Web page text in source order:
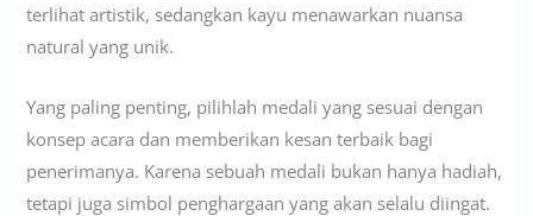
terlihat artistik, sedangkan kayu menawarkan nuansa
natural yang unik.
Yang paling penting, pilihlah medali yang sesuai dengan
konsep acara dan memberikan kesan terbaik bagi
penerimanya. Karena sebuah medali bukan hanya hadiah,
tetapi juga simbol penghargaan yang akan selalu diingat.